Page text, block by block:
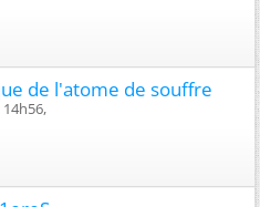
de l'atome de souffre